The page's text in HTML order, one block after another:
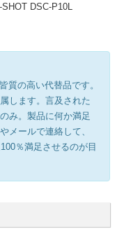
DSC-P10L
質の高い代替品です。
します。言及された
み。製品に何か満足
メールで連絡して、
％満足させるのが目